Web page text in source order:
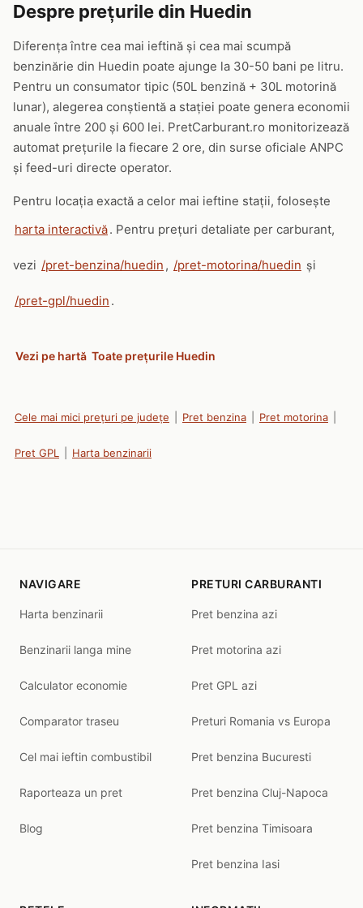
Despre prețurile din Huedin
Diferența între cea mai ieftină și cea mai scumpă
benzinărie din Huedin poate ajunge la 30-50 bani pe litru.
Pentru un consumator tipic (50L benzină + 30L motorină
lunar), alegerea conștientă a stației poate genera economii
anuale între 200 și 600 lei. PretCarburant.ro monitorizează
automat prețurile la fiecare 2 ore, din surse oficiale ANPC
și feed-uri directe operator.
Pentru locația exactă a celor mai ieftine stații, folosește
harta interactivă. Pentru prețuri detaliate per carburant,
vezi /pret-benzina/huedin , /pret-motorina/huedin și
/pret-gpl/huedin .
Vezi pe hartă Toate prețurile Huedin
Cele mai mici prețuri pe județe Pret benzina Pret motorina
Pret GPL Harta benzinarii
NAVIGARE
Harta benzinarii
Benzinarii langa mine
Calculator economie
Comparator traseu
Cel mai ieftin combustibil
Raporteaza un pret
Blog
PRETURI CARBURANTI
Pret benzina azi
Pret motorina azi
Pret GPL azi
Preturi Romania vs Europa
Pret benzina Bucuresti
Pret benzina Cluj-Napoca
Pret benzina Timisoara
Pret benzina Iasi